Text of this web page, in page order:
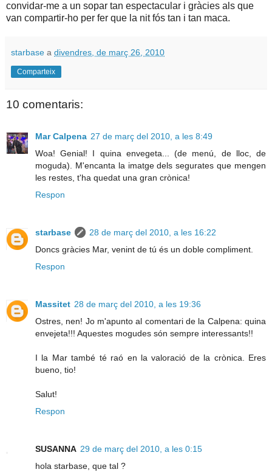
convidar-me a un sopar tan espectacular i gràcies als que
van compartir-ho per fer que la nit fós tan i tan maca.
starbase a divendres, de març 26, 2010
Comparteix
10 comentaris:
Mar Calpena 27 de març del 2010, a les 8:49
Woa! Genial! I quina envegeta... (de menú, de lloc, de
moguda). M'encanta la imatge dels segurates que mengen
les restes, t'ha quedat una gran crònica!
Respon
starbase
28 de març del 2010, a les 16:22
Doncs gràcies Mar, venint de tú és un doble compliment.
Respon
Massitet 28 de març del 2010, a les 19:36
Ostres, nen! Jo m'apunto al comentari de la Calpena: quina
envejeta!!! Aquestes mogudes són sempre interessants!!
I la Mar també té raó en la valoració de la crònica. Eres
bueno, tio!
Salut!
Respon
SUSANNA 29 de març del 2010, a les 0:15
hola starbase, que tal ?